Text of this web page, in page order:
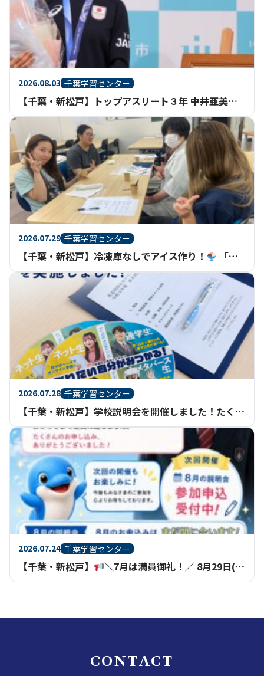
2026.08.03 千葉学習センター
【千葉・新松戸】トップアスリート３年 中井亜美さん 市川市民栄誉賞授与式
2026.07.29 千葉学習センター
【千葉・新松戸】冷凍庫なしでアイス作り！ 「家庭基礎」で科学と調理を楽しく学びました
2026.07.28 千葉学習センター
【千葉・新松戸】学校説明会を開催しました！たくさんのご参加ありがとうございました
2026.07.24 千葉学習センター
【千葉・新松戸】 ＼7月は満員御礼！／ 8月29日(土)学校説明会の申込受付中
CONTACT